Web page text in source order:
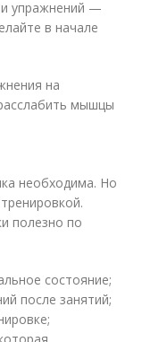
упражнений —
в начале
на
мышцы
необходима. Но
полезно по
состояние;
после занятий;